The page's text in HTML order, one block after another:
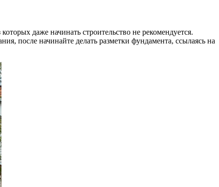
даже начинать строительство не рекомендуется.
после начинайте делать разметки фундамента, ссылаясь на